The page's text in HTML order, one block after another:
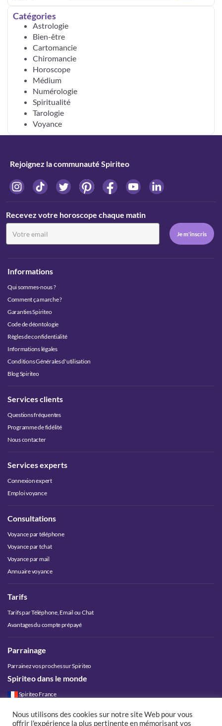
Catégories
Astrologie
Bien-être
Cartomancie
Chiromancie
Horoscope
Médium
Numérologie
Spiritualité
Tarologie
Voyance
Rejoignez la communauté Spiriteo
Recevez votre horoscope chaque matin
Informations
Qui sommes-nous ?
Comment ça marche ?
Garanties Spiriteo
Code de déontologie
Règles de confidentialité
Informations légales
Conditions Générales d'utilisation
Blog Spiriteo
Services clients
Questions fréquentes
Programme de fidélité
Nous contacter
Services experts
Connexion expert
Emploi voyance
Consultations
Voyance par téléphone
Voyance par tchat
Voyance par mail
Annuaire voyance
Tarifs
Tarifs par Téléphone, Email ou Chat
Avantages du compte prépayé
Parrainage
Parrainez vos proches sur Spiriteo
Spiriteo dans le monde
Spiriteo France
Spiriteo Luxembourg
Nous utilisons des cookies sur notre site Web pour vous
offrir l'expérience la plus pertinente en mémorisant vos